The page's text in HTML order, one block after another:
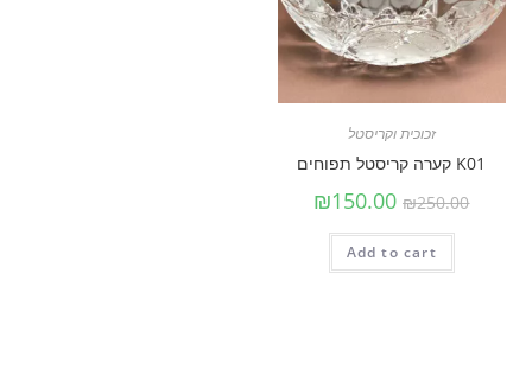
זכוכית וקריסטל
K01 קערה קריסטל תפוחים
₪250.00
₪150.00
Add to cart